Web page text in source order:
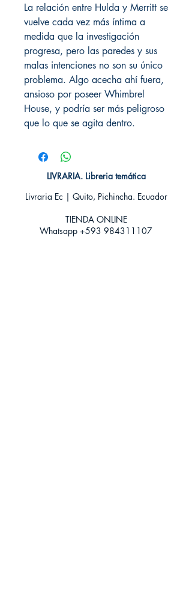
La relación entre Hulda y Merritt se
vuelve cada vez más íntima a
medida que la investigación
progresa, pero las paredes y sus
malas intenciones no son su único
problema. Algo acecha ahí fuera,
ansioso por poseer Whimbrel
House, y podría ser más peligroso
que lo que se agita dentro.
LIVRARIA. Libreria temática
Livraria Ec | Quito, Pichincha. Ecuador
TIENDA ONLINE​
Whatsapp +593 984311107